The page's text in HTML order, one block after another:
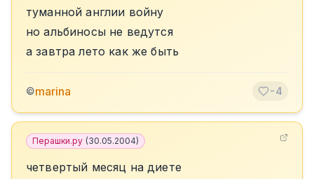
туманной англии войну
но альбиносы не ведутся
а завтра лето как же быть
©marina -4
Перашки.ру (30.05.2004)
четвертый месяц на диете